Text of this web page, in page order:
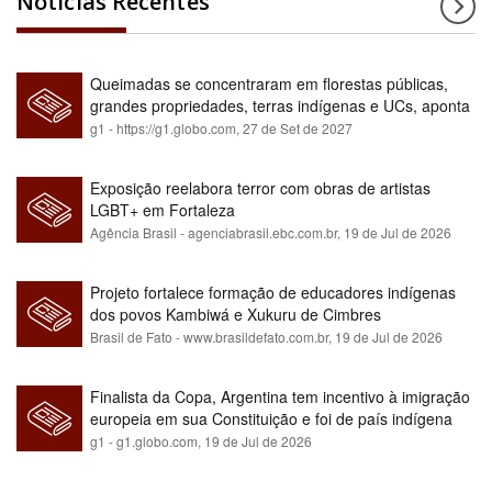
Queimadas se concentraram em florestas públicas,
grandes propriedades, terras indígenas e UCs, aponta
relatório
g1 - https://g1.globo.com,27 de Set de 2027
Exposição reelabora terror com obras de artistas
LGBT+ em Fortaleza
Agência Brasil - agenciabrasil.ebc.com.br, 19 de Jul de 2026
Projeto fortalece formação de educadores indígenas
dos povos Kambiwá e Xukuru de Cimbres
Brasil de Fato - www.brasildefato.com.br, 19 de Jul de 2026
Finalista da Copa, Argentina tem incentivo à imigração
europeia em sua Constituição e foi de país indígena
para maioria branca
g1 - g1.globo.com, 19 de Jul de 2026